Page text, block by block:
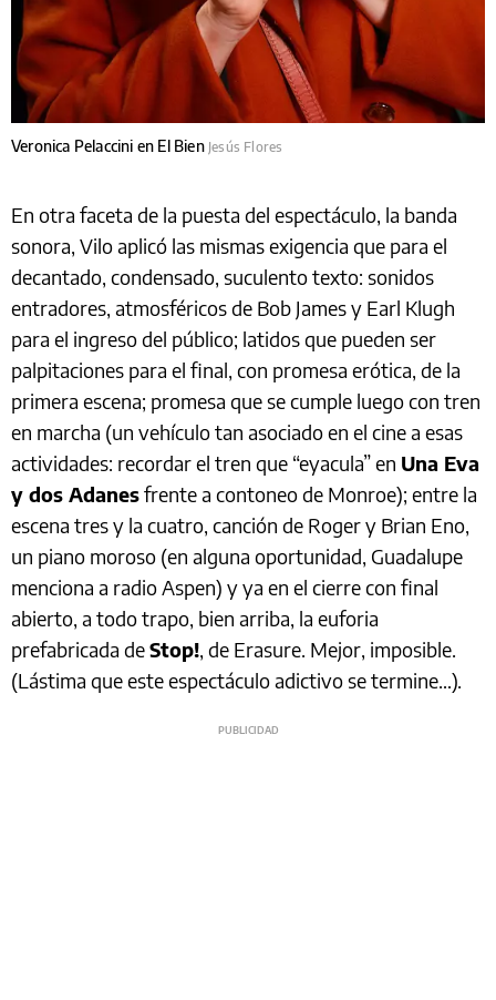
Veronica Pelaccini en El Bien Jesús Flores
En otra faceta de la puesta del espectáculo, la banda
sonora, Vilo aplicó las mismas exigencia que para el
decantado, condensado, suculento texto: sonidos
entradores, atmosféricos de Bob James y Earl Klugh
para el ingreso del público; latidos que pueden ser
palpitaciones para el final, con promesa erótica, de la
primera escena; promesa que se cumple luego con tren
en marcha (un vehículo tan asociado en el cine a esas
actividades: recordar el tren que “eyacula” en Una Eva
y dos Adanesfrente a contoneo de Monroe); entre la
escena tres y la cuatro, canción de Roger y Brian Eno,
un piano moroso (en alguna oportunidad, Guadalupe
menciona a radio Aspen) y ya en el cierre con final
abierto, a todo trapo, bien arriba, la euforia
prefabricada deStop!, de Erasure. Mejor, imposible.
(Lástima que este espectáculo adictivo se termine…).